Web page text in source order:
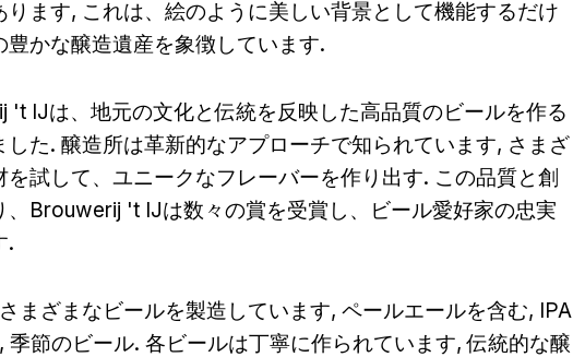
ります, これは、絵のように美しい背景として機能するだけ
豊かな醸造遺産を象徴しています.
't IJは、地元の文化と伝統を反映した高品質のビールを作る
した. 醸造所は革新的なアプローチで知られています, さまざ
を試して、ユニークなフレーバーを作り出す. この品質と創
、Brouwerij 't IJは数々の賞を受賞し、ビール愛好家の忠実
.
まざまなビールを製造しています, ペールエールを含む, IPA
季節のビール. 各ビールは丁寧に作られています, 伝統的な醸